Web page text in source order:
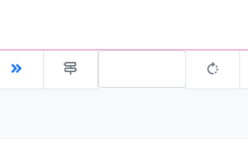
Gehe zu Seite: